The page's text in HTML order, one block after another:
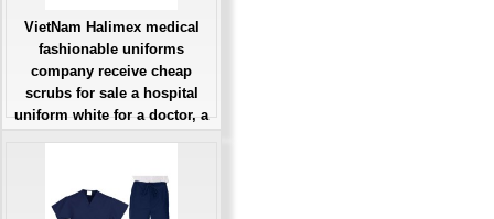
VietNam Halimex medical
fashionable uniforms
company receive cheap
scrubs for sale a hospital
uniform white for a doctor, a
Giá: Liên Hệ
Đặt hàng